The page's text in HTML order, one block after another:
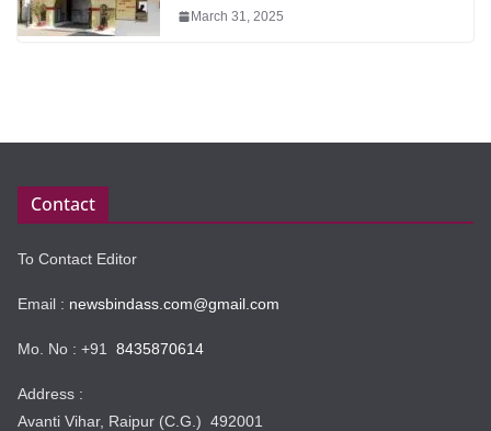
March 31, 2025
Contact
To Contact Editor
Email : newsbindass.com@gmail.com
Mo. No : +91 8435870614
Address :
Avanti Vihar, Raipur (C.G.) 492001